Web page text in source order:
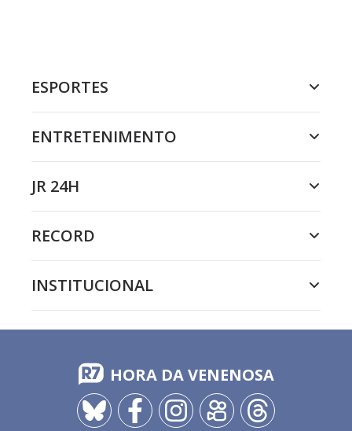
ESPORTES
ENTRETENIMENTO
JR 24H
RECORD
INSTITUCIONAL
HORA DA VENENOSA